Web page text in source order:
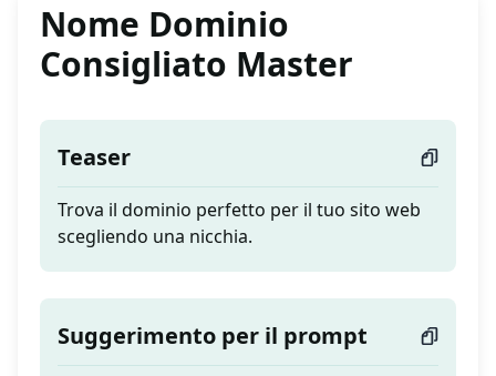
Nome Dominio
Consigliato Master
Teaser
Trova il dominio perfetto per il tuo sito web
scegliendo una nicchia.
Suggerimento per il prompt